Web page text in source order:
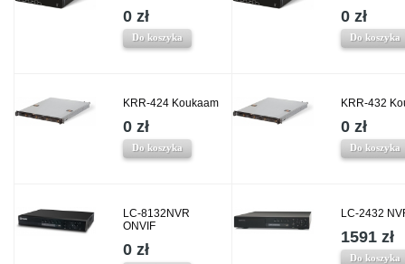
0 zł
Do koszyka
0 zł
Do koszyka
KRR-424 Koukaam
0 zł
Do koszyka
KRR-432
0 zł
Do koszyka
LC-8132NVR
ONVIF
0 zł
LC-2432
1591 zł
Do koszyka